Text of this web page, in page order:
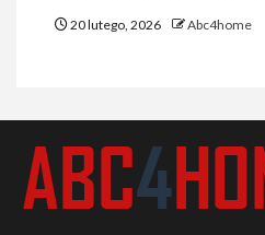
20 lutego, 2026 Abc4home